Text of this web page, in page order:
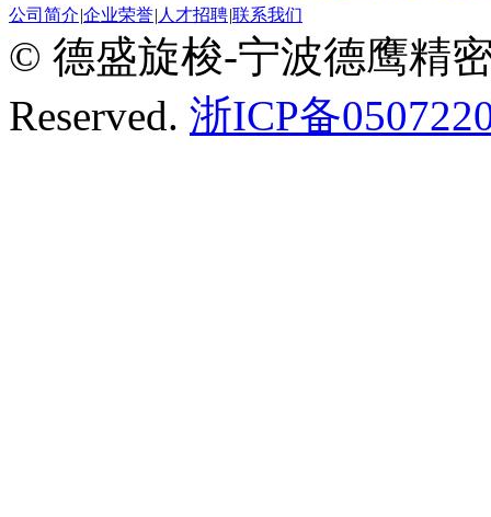
公司简介 企业荣誉 人才招聘 联系我们
© 德盛旋梭-宁波德鹰精
Reserved. 浙ICP备